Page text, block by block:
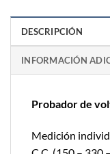
DESCRIPCIÓN
INFORMACIÓN
Probador de
Medición